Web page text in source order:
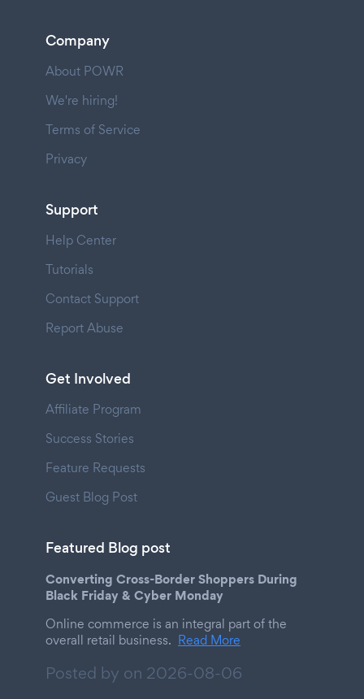
Company
About POWR
We're hiring!
Terms of Service
Privacy
Support
Help Center
Tutorials
Contact Support
Report Abuse
Get Involved
Affiliate Program
Success Stories
Feature Requests
Guest Blog Post
Featured Blog post
Converting Cross-Border Shoppers During
Black Friday & Cyber Monday
Online commerce is an integral part of the
overall retail business. Read More
Posted by on 2026-08-06